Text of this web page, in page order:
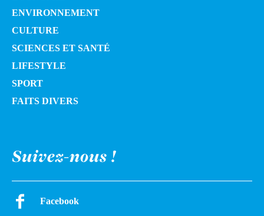
ENVIRONNEMENT
CULTURE
SCIENCES ET SANTÉ
LIFESTYLE
SPORT
FAITS DIVERS
Suivez-nous !
Facebook